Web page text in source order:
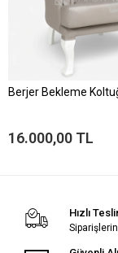
Berjer Bekleme
16.000,00 TL
Hızlı